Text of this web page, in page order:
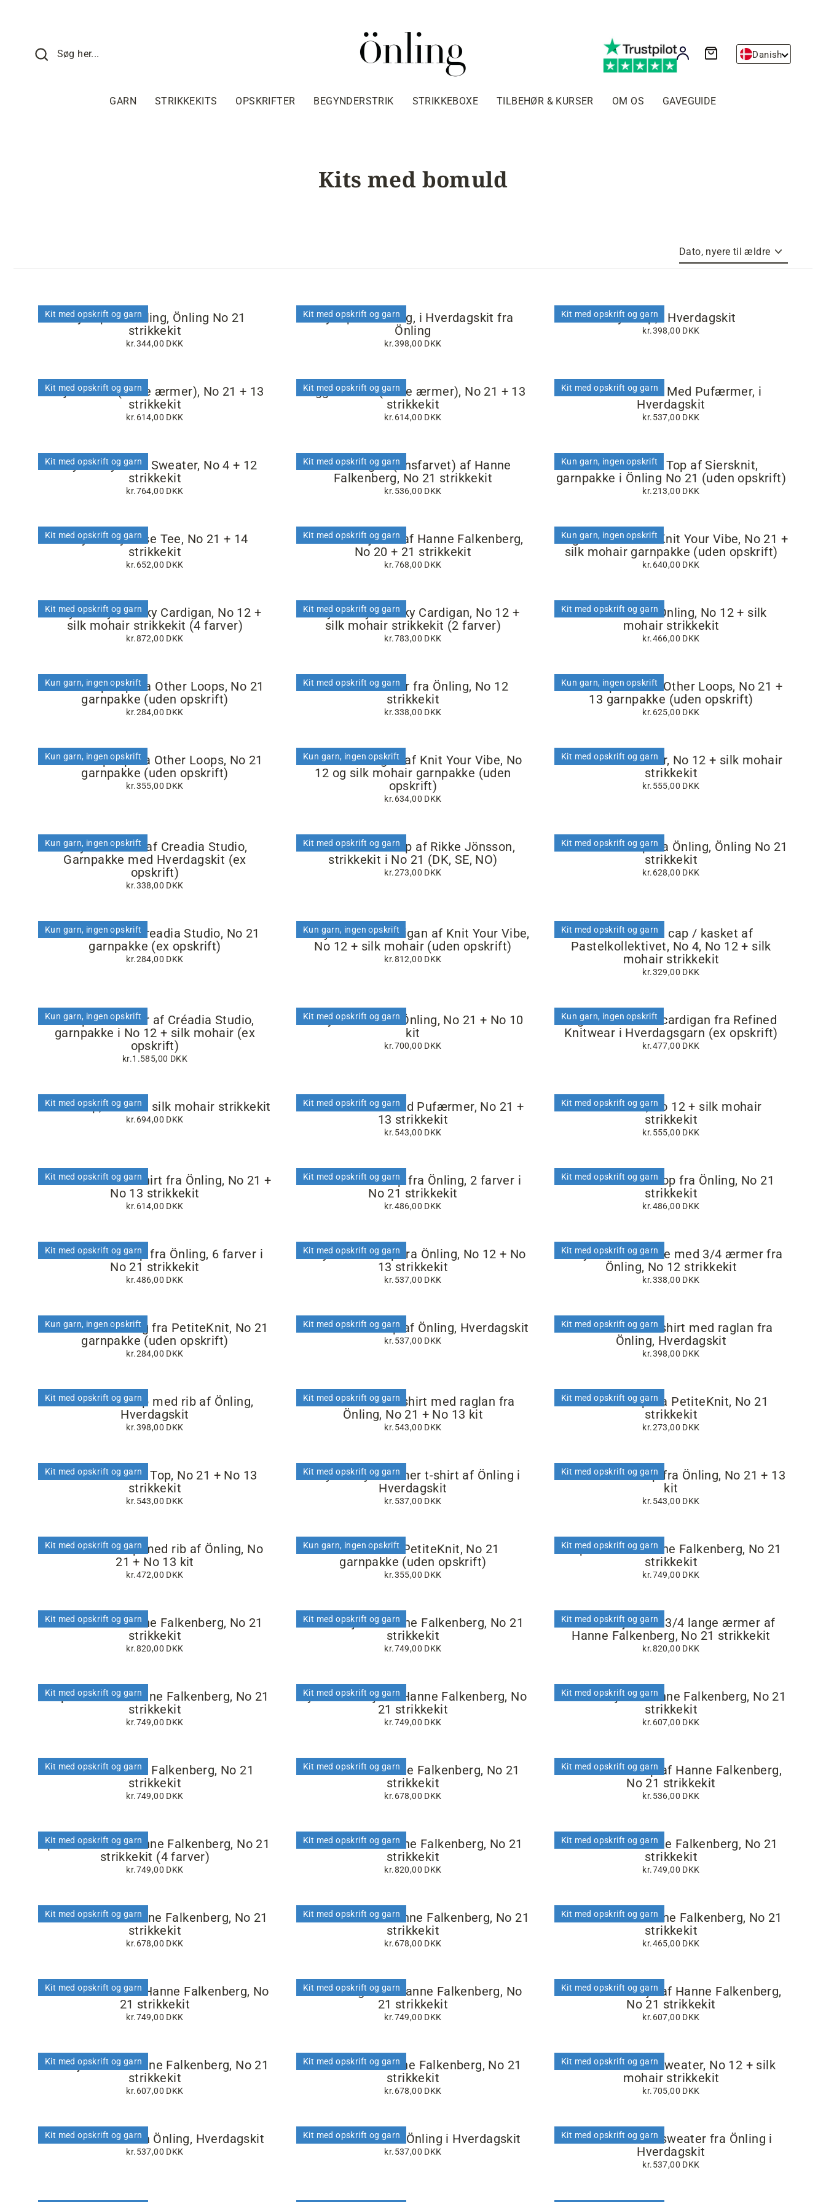
Søg her... Log ind Danish
GARN STRIKKEKITS OPSKRIFTER BEGYNDERSTRIK STRIKKEBOXE TILBEHØR & KURSER OM OS GAVEGUIDE
Kits med bomuld
Sortér
Kit med opskrift og garn
Gry Top fra Önling, Önling No 21
strikkekit
kr.344,00 DKK
Kit med opskrift og garn
Gry top fra Önling, i Hverdagskit fra
Önling
kr.398,00 DKK
Kit med opskrift og garn
Fryd Top, i Hverdagskit
kr.398,00 DKK
Kit med opskrift og garn
Freja T-shirt (korte ærmer), No 21 + 13
strikkekit
kr.614,00 DKK
Kit med opskrift og garn
Frigga V-hals (korte ærmer), No 21 + 13
strikkekit
kr.614,00 DKK
Kit med opskrift og garn
Paloma T-shirt Med Pufærmer, i
Hverdagskit
kr.537,00 DKK
Kit med opskrift og garn
Easy Peasy Rose Sweater, No 4 + 12
strikkekit
kr.764,00 DKK
Kit med opskrift og garn
Trio cardigan (ensfarvet) af Hanne
Falkenberg, No 21 strikkekit
kr.536,00 DKK
Kun garn, ingen opskrift
Diamond Line Top af Siersknit,
garnpakke i Önling No 21 (uden opskrift)
kr.213,00 DKK
Kit med opskrift og garn
Easy Peasy Rose Tee, No 21 + 14
strikkekit
kr.652,00 DKK
Kit med opskrift og garn
Sofi-Combi jakke af Hanne Falkenberg,
No 20 + 21 strikkekit
kr.768,00 DKK
Kun garn, ingen opskrift
Mega Vibe Tee af Knit Your Vibe, No 21 +
silk mohair garnpakke (uden opskrift)
kr.640,00 DKK
Kit med opskrift og garn
Easy Peasy Chunky Cardigan, No 12 +
silk mohair strikkekit (4 farver)
kr.872,00 DKK
Kit med opskrift og garn
Easy Peasy Chunky Cardigan, No 12 +
silk mohair strikkekit (2 farver)
kr.783,00 DKK
Kit med opskrift og garn
Telma Tee fra Önling, No 12 + silk
mohair strikkekit
kr.466,00 DKK
Kun garn, ingen opskrift
Twist Loop Top fra Other Loops, No 21
garnpakke (uden opskrift)
kr.284,00 DKK
Kit med opskrift og garn
Dervish sweater fra Önling, No 12
strikkekit
kr.338,00 DKK
Kun garn, ingen opskrift
Tide Loop Tee fra Other Loops, No 21 +
13 garnpakke (uden opskrift)
kr.625,00 DKK
Kun garn, ingen opskrift
Lined Loop top fra Other Loops, No 21
garnpakke (uden opskrift)
kr.355,00 DKK
Kun garn, ingen opskrift
Air Vibe cardigan af Knit Your Vibe, No
12 og silk mohair garnpakke (uden
opskrift)
kr.634,00 DKK
Kit med opskrift og garn
Emmeline Sweater, No 12 + silk mohair
strikkekit
kr.555,00 DKK
Kun garn, ingen opskrift
Mey Camisole af Creadia Studio,
Garnpakke med Hverdagskit (ex
opskrift)
kr.338,00 DKK
Kit med opskrift og garn
Rikke Sommertop af Rikke Jönsson,
strikkekit i No 21 (DK, SE, NO)
kr.273,00 DKK
Kit med opskrift og garn
Dahlia v-hals top fra Önling, Önling No 21
strikkekit
kr.628,00 DKK
Kun garn, ingen opskrift
Pi Camisole af Creadia Studio, No 21
garnpakke (ex opskrift)
kr.284,00 DKK
Kun garn, ingen opskrift
Puff your vibe cardigan af Knit Your Vibe,
No 12 + silk mohair (uden opskrift)
kr.812,00 DKK
Kit med opskrift og garn
Pastel winter cap / kasket af
Pastelkollektivet, No 4, No 12 + silk
mohair strikkekit
kr.329,00 DKK
Kun garn, ingen opskrift
Sharpei Sweater af Créadia Studio,
garnpakke i No 12 + silk mohair (ex
opskrift)
kr.1.585,00 DKK
Kit med opskrift og garn
Emily sweater af Önling, No 21 + No 10
kit
kr.700,00 DKK
Kun garn, ingen opskrift
Nigrum sommer cardigan fra Refined
Knitwear i Hverdagsgarn (ex opskrift)
kr.477,00 DKK
Kit med opskrift og garn
Celina Top, No 12 + silk mohair strikkekit
kr.694,00 DKK
Kit med opskrift og garn
Paloma T-shirt Med Pufærmer, No 21 +
13 strikkekit
kr.543,00 DKK
Kit med opskrift og garn
Irma T-shirt, No 12 + silk mohair
strikkekit
kr.555,00 DKK
Kit med opskrift og garn
Dahlia sommer t-shirt fra Önling, No 21 +
No 13 strikkekit
kr.614,00 DKK
Kit med opskrift og garn
Retro sommertop fra Önling, 2 farver i
No 21 strikkekit
kr.486,00 DKK
Kit med opskrift og garn
Stribet sommertop fra Önling, No 21
strikkekit
kr.486,00 DKK
Kit med opskrift og garn
Retro sommertop fra Önling, 6 farver i
No 21 strikkekit
kr.486,00 DKK
Kit med opskrift og garn
Ohoy sommertop fra Önling, No 12 + No
13 strikkekit
kr.537,00 DKK
Kit med opskrift og garn
Evelyn stribet bluse med 3/4 ærmer fra
Önling, No 12 strikkekit
kr.338,00 DKK
Kun garn, ingen opskrift
French Market Bag fra PetiteKnit, No 21
garnpakke (uden opskrift)
kr.284,00 DKK
Kit med opskrift og garn
Katrines brudetop af Önling, Hverdagskit
kr.537,00 DKK
Kit med opskrift og garn
Vera Sommer t-shirt med raglan fra
Önling, Hverdagskit
kr.398,00 DKK
Kit med opskrift og garn
Ane Sommertop med rib af Önling,
Hverdagskit
kr.398,00 DKK
Kit med opskrift og garn
Vera Sommer t-shirt med raglan fra
Önling, No 21 + No 13 kit
kr.543,00 DKK
Kit med opskrift og garn
Kumulus Top fra PetiteKnit, No 21
strikkekit
kr.273,00 DKK
Kit med opskrift og garn
Esthers Stribede Top, No 21 + No 13
strikkekit
kr.543,00 DKK
Kit med opskrift og garn
Easy Peasy Sommer t-shirt af Önling i
Hverdagskit
kr.537,00 DKK
Kit med opskrift og garn
Katrines brudetop fra Önling, No 21 + 13
kit
kr.543,00 DKK
Kit med opskrift og garn
Ane Sommertop med rib af Önling, No
21 + No 13 kit
kr.472,00 DKK
Kun garn, ingen opskrift
Anker Tee af PetiteKnit, No 21
garnpakke (uden opskrift)
kr.355,00 DKK
Kit med opskrift og garn
Steps vest af Hanne Falkenberg, No 21
strikkekit
kr.749,00 DKK
Kit med opskrift og garn
Vivi bluse af Hanne Falkenberg, No 21
strikkekit
kr.820,00 DKK
Kit med opskrift og garn
Twist trøje af Hanne Falkenberg, No 21
strikkekit
kr.749,00 DKK
Kit med opskrift og garn
Studio trøje med 3/4 lange ærmer af
Hanne Falkenberg, No 21 strikkekit
kr.820,00 DKK
Kit med opskrift og garn
Strips bluse af Hanne Falkenberg, No 21
strikkekit
kr.749,00 DKK
Kit med opskrift og garn
Pyramide trøje af Hanne Falkenberg, No
21 strikkekit
kr.749,00 DKK
Kit med opskrift og garn
Kabale trøje af Hanne Falkenberg, No 21
strikkekit
kr.607,00 DKK
Kit med opskrift og garn
Zikzak af Hanne Falkenberg, No 21
strikkekit
kr.749,00 DKK
Kit med opskrift og garn
Stil bluse af Hanne Falkenberg, No 21
strikkekit
kr.678,00 DKK
Kit med opskrift og garn
Summertime top af Hanne Falkenberg,
No 21 strikkekit
kr.536,00 DKK
Kit med opskrift og garn
Ypsilon vest af Hanne Falkenberg, No 21
strikkekit (4 farver)
kr.749,00 DKK
Kit med opskrift og garn
Blues vest af Hanne Falkenberg, No 21
strikkekit
kr.820,00 DKK
Kit med opskrift og garn
Dia bluse af Hanne Falkenberg, No 21
strikkekit
kr.749,00 DKK
Kit med opskrift og garn
Bellis bluse af Hanne Falkenberg, No 21
strikkekit
kr.678,00 DKK
Kit med opskrift og garn
Mikko t-shirt af Hanne Falkenberg, No 21
strikkekit
kr.678,00 DKK
Kit med opskrift og garn
Look bluse af Hanne Falkenberg, No 21
strikkekit
kr.465,00 DKK
Kit med opskrift og garn
Konfetti tunika af Hanne Falkenberg, No
21 strikkekit
kr.749,00 DKK
Kit med opskrift og garn
Trio cardigan af Hanne Falkenberg, No
21 strikkekit
kr.749,00 DKK
Kit med opskrift og garn
Lido slå-om trøje af Hanne Falkenberg,
No 21 strikkekit
kr.607,00 DKK
Kit med opskrift og garn
Flette jakke af Hanne Falkenberg, No 21
strikkekit
kr.607,00 DKK
Kit med opskrift og garn
Bits bluse af Hanne Falkenberg, No 21
strikkekit
kr.678,00 DKK
Kit med opskrift og garn
Gudrun Færøsk Sweater, No 12 + silk
mohair strikkekit
kr.705,00 DKK
Kit med opskrift og garn
Dahlia sweater fra Önling, Hverdagskit
kr.537,00 DKK
Kit med opskrift og garn
Viola sweater fra Önling i Hverdagskit
kr.537,00 DKK
Kit med opskrift og garn
Frk. Vintertwist sweater fra Önling i
Hverdagskit
kr.537,00 DKK